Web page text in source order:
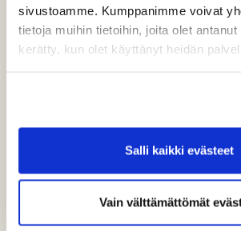
sivustoamme. Kumppanimme voivat
tietoja muihin tietoihin, joita olet
kerätty, kun olet käyttänyt heidän
Salli kaikki evästeet
Vain välttämättömät